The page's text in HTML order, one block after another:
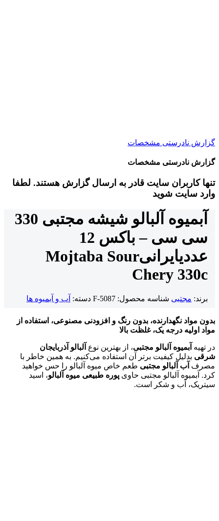
گزارش نادرستی مشخصات
گزارش نادرستی مشخصات
تنها کاربران سایت قادر به ارسال گزارش هستند. لطفا
وارد سایت شوید
آبمیوه آلبالو شیشه مجتبی 330
سی سی – باکس 12
عددیایرانیMojtaba Sour
Chery 330c
برند: مجتبی شناسه محصول: F-5087 دسته: آب و آبمیوه ها
بدون مواد نگهدارنده، بدون رنگ و افزودنی مصنوعی، استفاده از
مواد اولیه درجه یک، غلظت بالا
در تهیه آبمیوه آلبالو مجتبی، از بهترین نوع آلبالو آذربایجان
شرقی بدلیل کیفیت برتر آن استفاده می‌کنیم. به همین خاطر با
مصرف آب آلبالو مجتبی طعم خاص میوه آلبالو را حس خواهید
کرد. آبمیوه آلبالو مجتبی حاوی پوره طبیعی میوه آلبالو، اسید
سیتریک، آب و شکر است.